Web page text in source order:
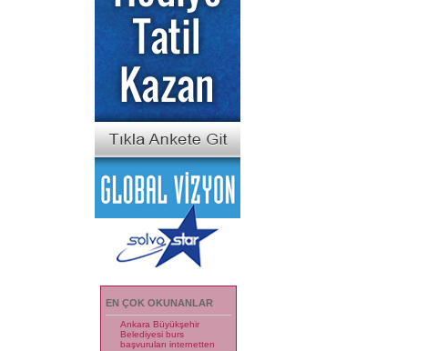
EN ÇOK OKUNANLAR
Ankara Büyükşehir
Belediyesi burs
başvuruları internetten